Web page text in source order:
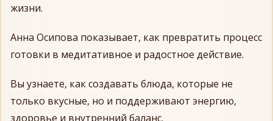
жизни.
Анна Осипова показывает, как превратить процесс
готовки в медитативное и радостное действие.
Вы узнаете, как создавать блюда, которые не
только вкусные, но и поддерживают энергию,
здоровье и внутренний баланс.